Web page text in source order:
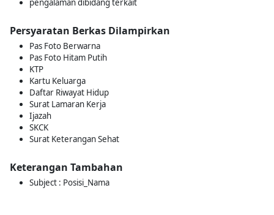
pengalaman dibidang terkait
Persyaratan Berkas Dilampirkan
Pas Foto Berwarna
Pas Foto Hitam Putih
KTP
Kartu Keluarga
Daftar Riwayat Hidup
Surat Lamaran Kerja
Ijazah
SKCK
Surat Keterangan Sehat
Keterangan Tambahan
Subject : Posisi_Nama